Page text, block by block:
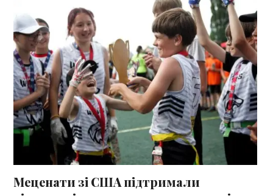
Меценати зі США підтримали